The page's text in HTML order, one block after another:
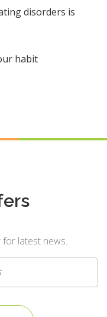
disorders is
habit
latest news.